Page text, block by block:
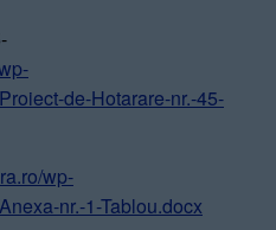
de-Hotarare-nr.-45-
wp-
nr.-1-Tablou.docx